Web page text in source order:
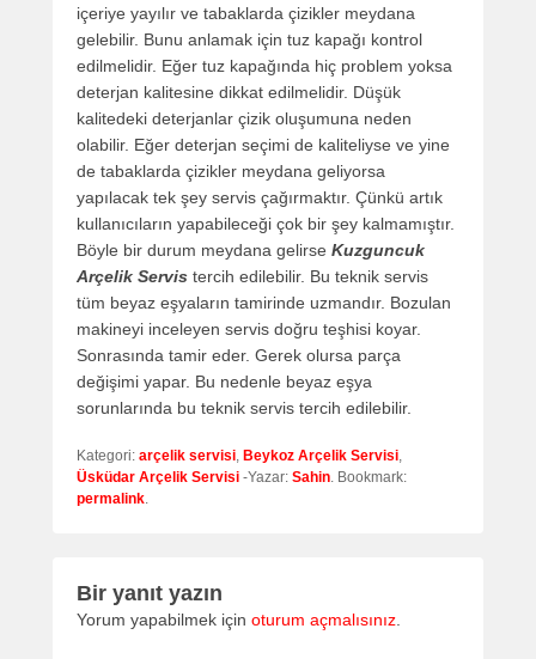
içeriye yayılır ve tabaklarda çizikler meydana
gelebilir. Bunu anlamak için tuz kapağı kontrol
edilmelidir. Eğer tuz kapağında hiç problem yoksa
deterjan kalitesine dikkat edilmelidir. Düşük
kalitedeki deterjanlar çizik oluşumuna neden
olabilir. Eğer deterjan seçimi de kaliteliyse ve yine
de tabaklarda çizikler meydana geliyorsa
yapılacak tek şey servis çağırmaktır. Çünkü artık
kullanıcıların yapabileceği çok bir şey kalmamıştır.
Böyle bir durum meydana gelirse Kuzguncuk
Arçelik Servis tercih edilebilir. Bu teknik servis
tüm beyaz eşyaların tamirinde uzmandır. Bozulan
makineyi inceleyen servis doğru teşhisi koyar.
Sonrasında tamir eder. Gerek olursa parça
değişimi yapar. Bu nedenle beyaz eşya
sorunlarında bu teknik servis tercih edilebilir.
Kategori: arçelik servisi, Beykoz Arçelik Servisi,
Üsküdar Arçelik Servisi -Yazar: Sahin. Bookmark:
permalink.
Bir yanıt yazın
Yorum yapabilmek için oturum açmalısınız